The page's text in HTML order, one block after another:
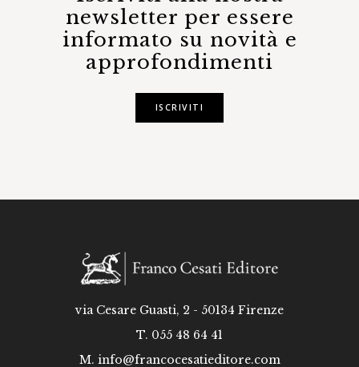
newsletter per essere
informato su novità e
approfondimenti
ISCRIVITI
via Cesare Guasti, 2 - 50134 Firenze
T. 055 48 64 41
M. info@francocesatieditore.com